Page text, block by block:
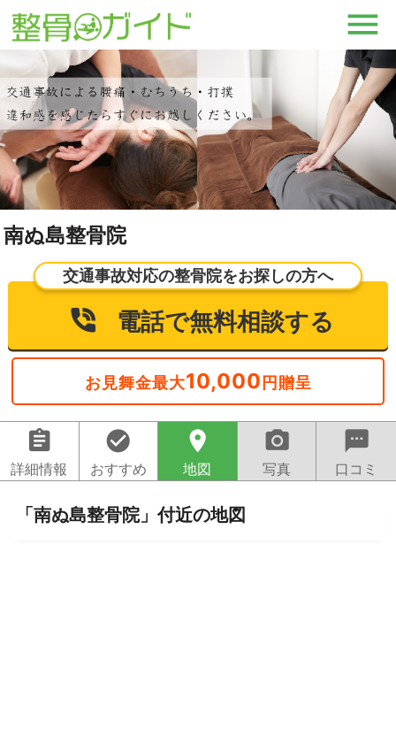
南ぬ島整骨院
交通事故対応の整骨院をお探しの方へ
電話で無料相談する
お見舞金最大10,000 円贈呈
assignment
詳細情報
check_circle
おすすめ
location_on
地図
camera_alt
写真
sms
口コミ
「南ぬ島整骨院」付近の地図